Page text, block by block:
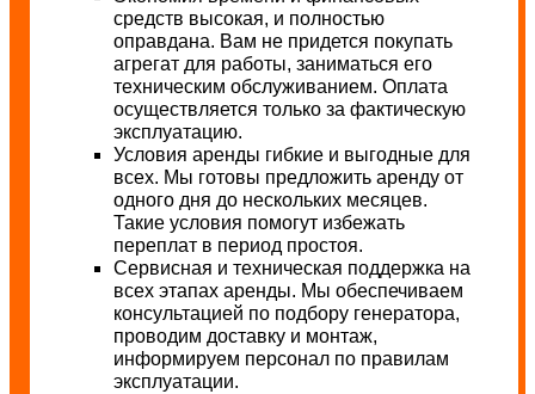
средств высокая, и полностью
оправдана. Вам не придется покупать
агрегат для работы, заниматься его
техническим обслуживанием. Оплата
осуществляется только за фактическую
эксплуатацию.
Условия аренды гибкие и выгодные для
всех. Мы готовы предложить аренду от
одного дня до нескольких месяцев.
Такие условия помогут избежать
переплат в период простоя.
Сервисная и техническая поддержка на
всех этапах аренды. Мы обеспечиваем
консультацией по подбору генератора,
проводим доставку и монтаж,
информируем персонал по правилам
эксплуатации.